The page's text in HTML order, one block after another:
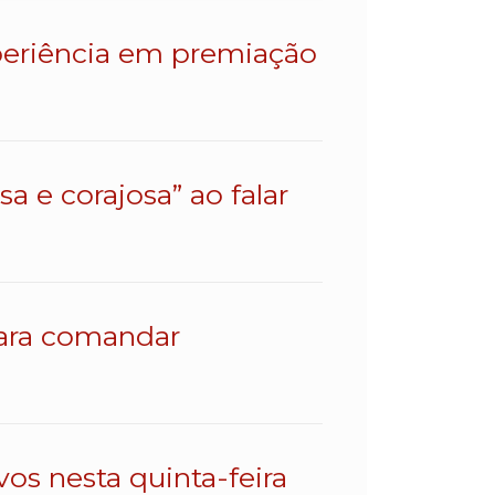
em premiação
e corajosa” ao falar
comandar
nesta quinta-feira